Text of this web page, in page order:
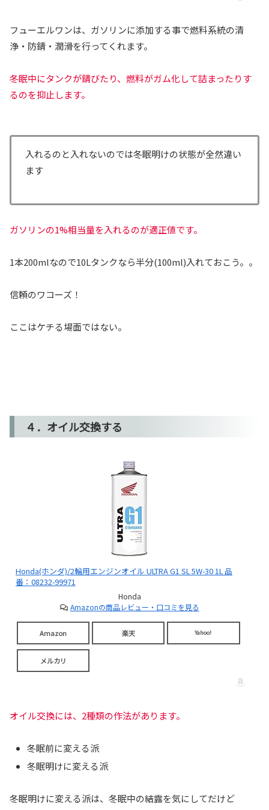
フューエルワンは、ガソリンに添加する事で燃料系統の清
浄・防錆・潤滑を行ってくれます。
冬眠中にタンクが錆びたり、燃料がガム化して詰まったりす
るのを抑止します。
入れるのと入れないのでは冬眠明けの状態が全然違い
ます
ガソリンの1%相当量を入れるのが適正値です。
1本200mlなので10Lタンクなら半分(100ml)入れておこう。。
信頼のワコーズ！
ここはケチる場面ではない。
４．オイル交換する
Honda(ホンダ)/2輪用エンジンオイル ULTRA G1 SL 5W-30 1L 品
番：08232-99971
Honda
Amazonの商品レビュー・口コミを見る
Amazon 楽天 Yahoo!
メルカリ
オイル交換には、2種類の作法があります。
冬眠前に変える派
冬眠明けに変える派
冬眠明けに変える派は、冬眠中の結露を気にしてだけど